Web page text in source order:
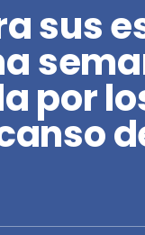
sus
por